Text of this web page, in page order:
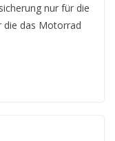
nur für die
das Motorrad